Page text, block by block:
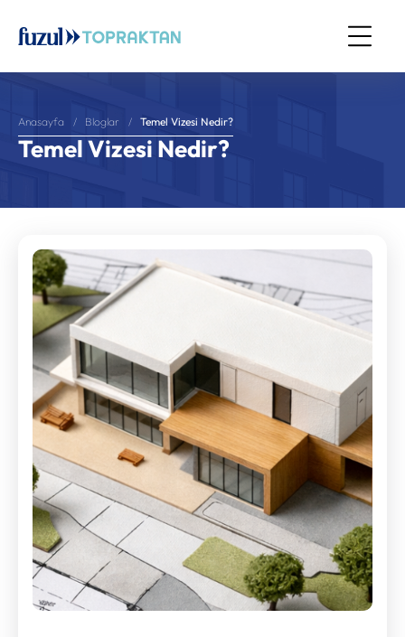
Anasayfa Bloglar Temel Vizesi Nedir?
Temel Vizesi Nedir?